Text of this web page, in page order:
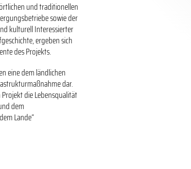
und traditionellen
sowie der
kulturell Interessierter
ergeben sich
des Projekts.
eine dem ländlichen
dar.
die Lebensqualität
dem
Lande“